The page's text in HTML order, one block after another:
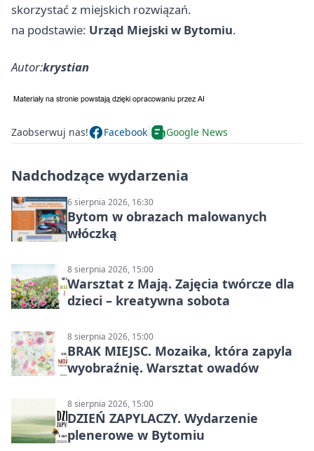
skorzystać z miejskich rozwiązań.
na podstawie: Urząd Miejski w Bytomiu.
Autor:krystian
Zaobserwuj nas! Facebook Google News
Nadchodzące wydarzenia
6 sierpnia 2026, 16:30
Bytom w obrazach malowanych
włóczką
8 sierpnia 2026, 15:00
Warsztat z Mają. Zajęcia twórcze dla
dzieci – kreatywna sobota
8 sierpnia 2026, 15:00
BRAK MIEJSC. Mozaika, która zapyla
wyobraźnię. Warsztat owadów
8 sierpnia 2026, 15:00
DZIEŃ ZAPYLACZY. Wydarzenie
plenerowe w Bytomiu